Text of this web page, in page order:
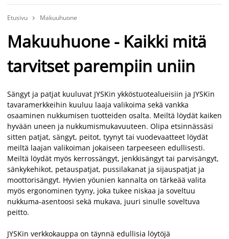
Etusivu  Makuuhuone
Makuuhuone - Kaikki mitä
tarvitset parempiin uniin
Sängyt ja patjat kuuluvat JYSKin ykköstuotealueisiin ja JYSKin
tavaramerkkeihin kuuluu laaja valikoima sekä vankka
osaaminen nukkumisen tuotteiden osalta. Meiltä löydät kaiken
hyvään uneen ja nukkumismukavuuteen. Olipa etsinnässäsi
sitten patjat, sängyt, peitot, tyynyt tai vuodevaatteet löydät
meiltä laajan valikoiman jokaiseen tarpeeseen edullisesti.
Meiltä löydät myös kerrossängyt, jenkkisängyt tai parvisängyt,
sänkykehikot, petauspatjat, pussilakanat ja sijauspatjat ja
moottorisängyt. Hyvien yöunien kannalta on tärkeää valita
myös ergonominen tyyny, joka tukee niskaa ja soveltuu
nukkuma-asentoosi sekä mukava, juuri sinulle soveltuva
peitto.
JYSKin verkkokauppa on täynnä edullisia löytöjä